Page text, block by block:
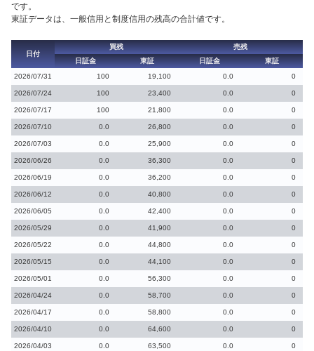
です。
東証データは、一般信用と制度信用の残高の合計値です。
日付
買残
売残
日証金
東証 日証金
東証
2026/07/31
100 19,100 0.0 0
2026/07/24 100 23,400 0.0 0
2026/07/17 100 21,800 0.0 0
2026/07/10 0.0 26,800 0.0 0
2026/07/03 0.0 25,900 0.0 0
2026/06/26 0.0 36,300 0.0 0
2026/06/19 0.0 36,200 0.0 0
2026/06/12 0.0 40,800 0.0 0
2026/06/05 0.0 42,400 0.0 0
2026/05/29 0.0 41,900 0.0 0
2026/05/22 0.0 44,800 0.0 0
2026/05/15 0.0 44,100 0.0 0
2026/05/01 0.0 56,300 0.0 0
2026/04/24 0.0 58,700 0.0 0
2026/04/17 0.0 58,800 0.0 0
2026/04/10 0.0 64,600 0.0 0
2026/04/03 0.0 63,500 0.0 0